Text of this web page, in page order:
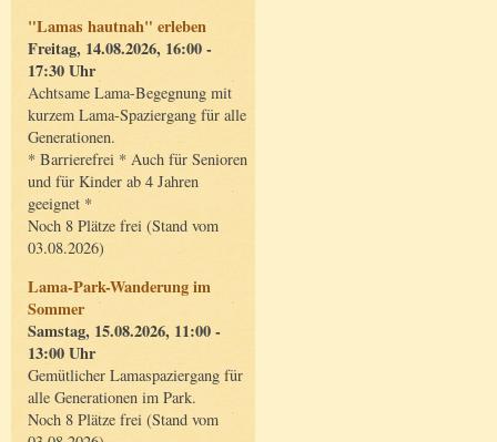
"Lamas hautnah" erleben
Freitag, 14.08.2026, 16:00 -
17:30 Uhr
Achtsame Lama-Begegnung mit
kurzem Lama-Spaziergang für alle
Generationen.
* Barrierefrei * Auch für Senioren
und für Kinder ab 4 Jahren
geeignet *
Noch 8 Plätze frei (Stand vom
03.08.2026)
Lama-Park-Wanderung im
Sommer
Samstag, 15.08.2026, 11:00 -
13:00 Uhr
Gemütlicher Lamaspaziergang für
alle Generationen im Park.
Noch 8 Plätze frei (Stand vom